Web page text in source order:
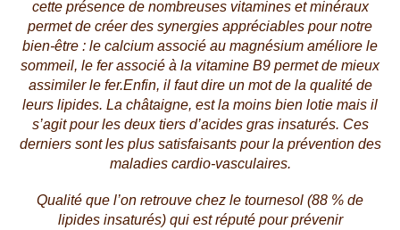
cette présence de nombreuses vitamines et minéraux
permet de créer des synergies appréciables pour notre
bien-être : le calcium associé au magnésium améliore le
sommeil, le fer associé à la vitamine B9 permet de mieux
assimiler le fer.Enfin, il faut dire un mot de la qualité de
leurs lipides. La châtaigne, est la moins bien lotie mais il
s’agit pour les deux tiers d’acides gras insaturés. Ces
derniers sont les plus satisfaisants pour la prévention des
maladies cardio-vasculaires.
Qualité que l’on retrouve chez le tournesol (88 % de
lipides insaturés) qui est réputé pour prévenir